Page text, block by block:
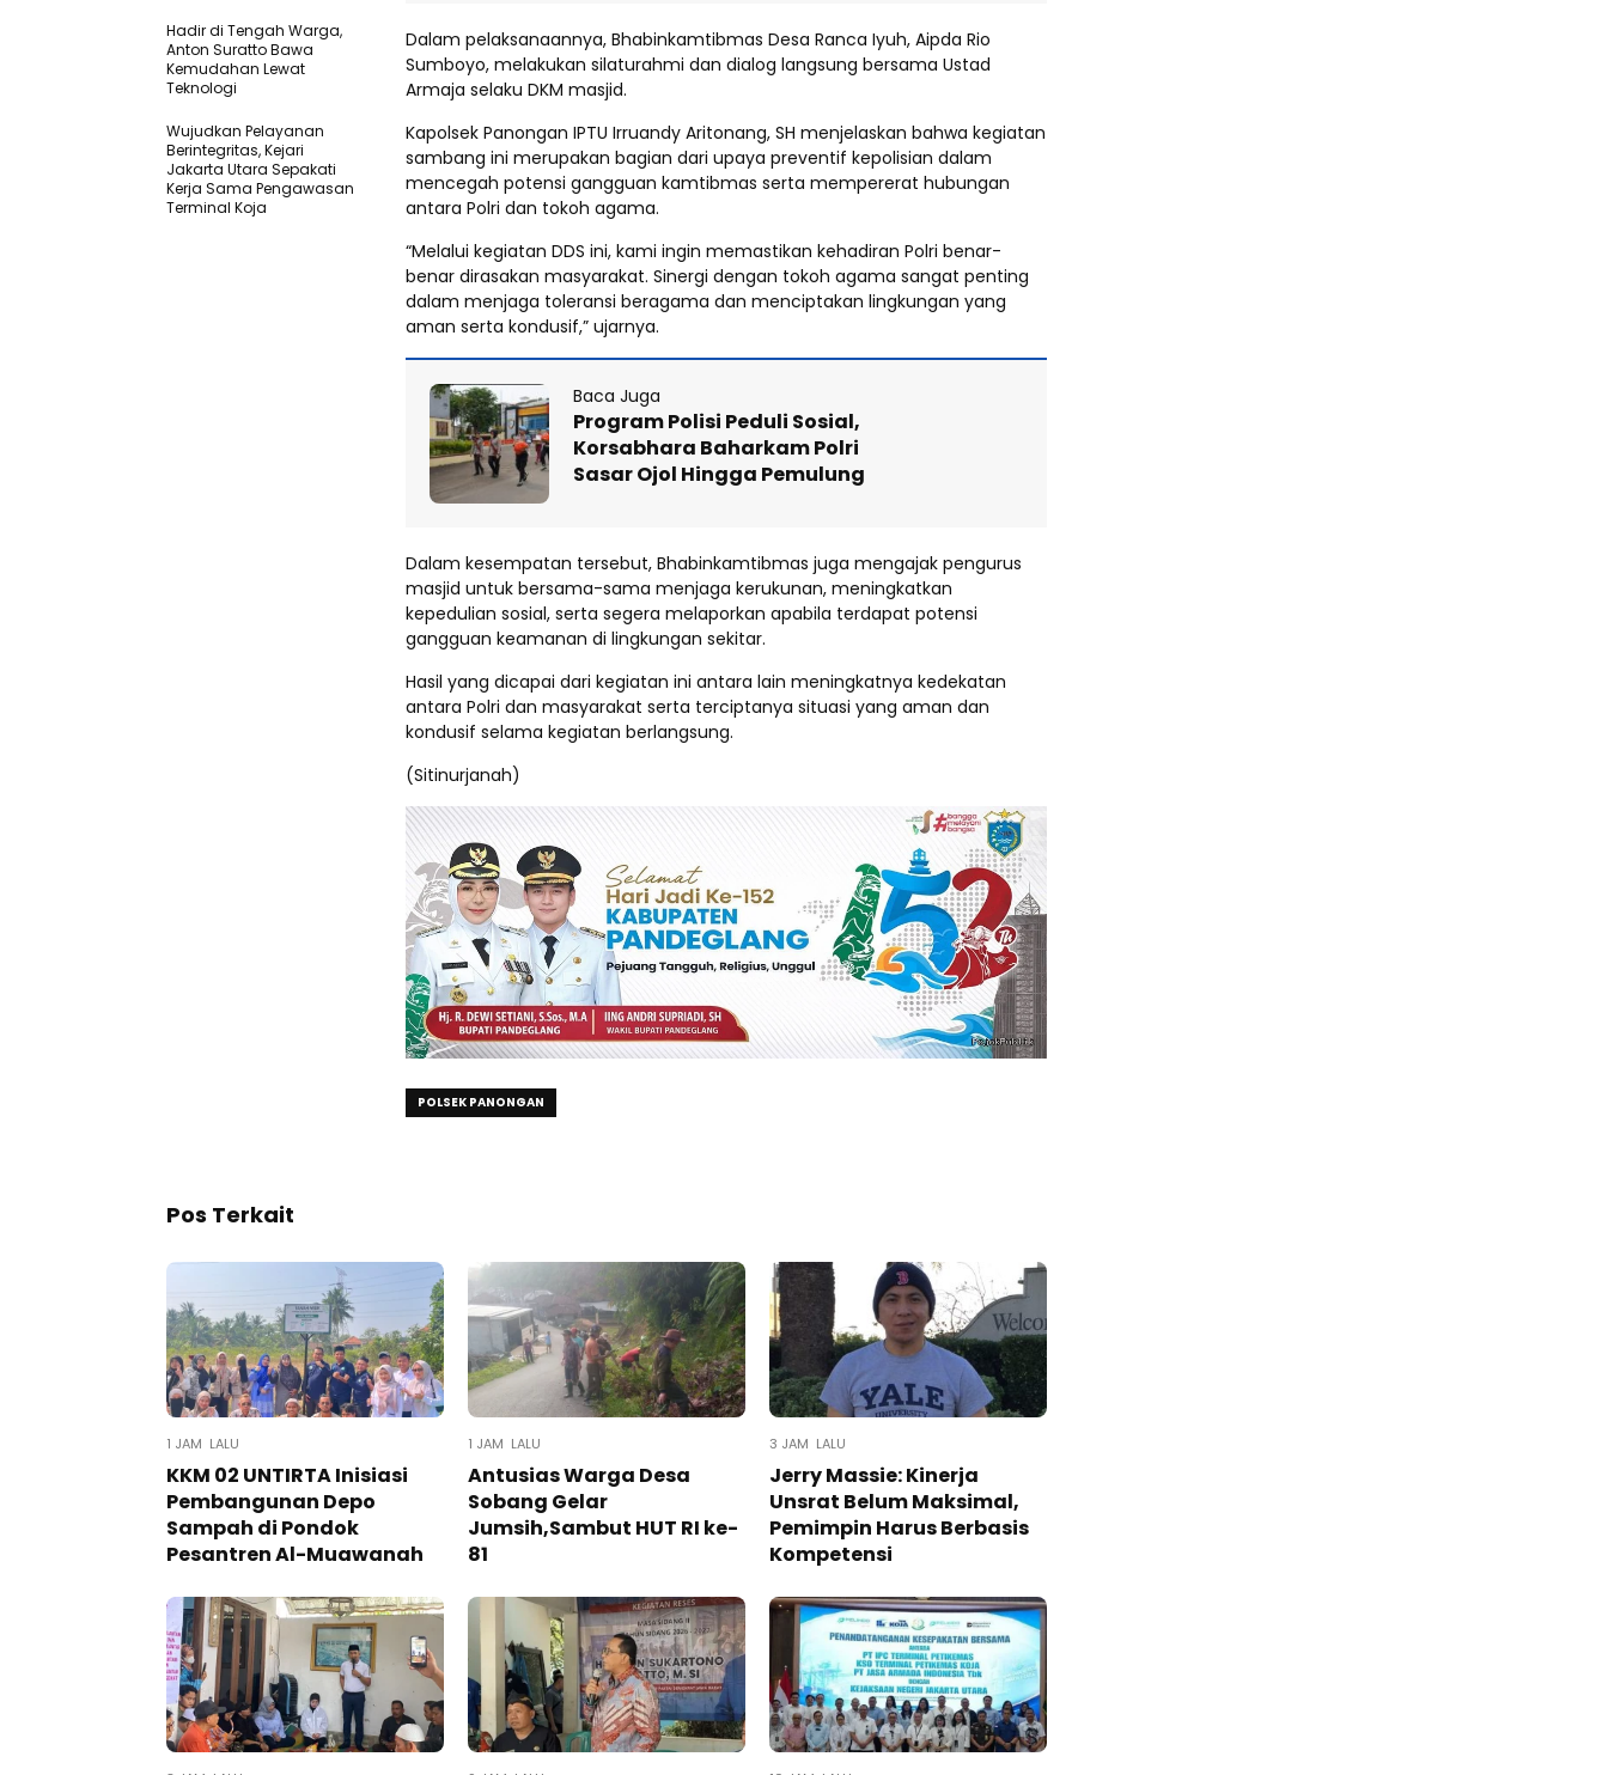
Dalam pelaksanaannya, Bhabinkamtibmas Desa Ranca Iyuh, Aipda Rio
Sumboyo, melakukan silaturahmi dan dialog langsung bersama Ustad
Armaja selaku DKM masjid.
Kapolsek Panongan IPTU Irruandy Aritonang, SH menjelaskan bahwa kegiatan
sambang ini merupakan bagian dari upaya preventif kepolisian dalam
mencegah potensi gangguan kamtibmas serta mempererat hubungan
antara Polri dan tokoh agama.
“Melalui kegiatan DDS ini, kami ingin memastikan kehadiran Polri benar-
benar dirasakan masyarakat. Sinergi dengan tokoh agama sangat penting
dalam menjaga toleransi beragama dan menciptakan lingkungan yang
aman serta kondusif,” ujarnya.
Baca Juga
Program Polisi Peduli Sosial,
Korsabhara Baharkam Polri
Sasar Ojol Hingga Pemulung
Dalam kesempatan tersebut, Bhabinkamtibmas juga mengajak pengurus
masjid untuk bersama-sama menjaga kerukunan, meningkatkan
kepedulian sosial, serta segera melaporkan apabila terdapat potensi
gangguan keamanan di lingkungan sekitar.
Hasil yang dicapai dari kegiatan ini antara lain meningkatnya kedekatan
antara Polri dan masyarakat serta terciptanya situasi yang aman dan
kondusif selama kegiatan berlangsung.
(Sitinurjanah)
POLSEK PANONGAN
Hadir di Tengah Warga,
Anton Suratto Bawa
Kemudahan Lewat
Teknologi ​
Wujudkan Pelayanan
Berintegritas, Kejari
Jakarta Utara Sepakati
Kerja Sama Pengawasan
Terminal Koja
Pos Terkait
1 JAM LALU
KKM 02 UNTIRTA Inisiasi
Pembangunan Depo
Sampah di Pondok
Pesantren Al-Muawanah
1 JAM LALU
Antusias Warga Desa
Sobang Gelar
Jumsih,Sambut HUT RI ke-
81
3 JAM LALU
Jerry Massie: Kinerja
Unsrat Belum Maksimal,
Pemimpin Harus Berbasis
Kompetensi